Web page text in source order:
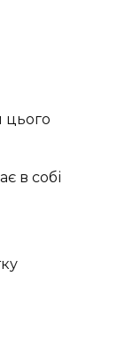
цього
в собі